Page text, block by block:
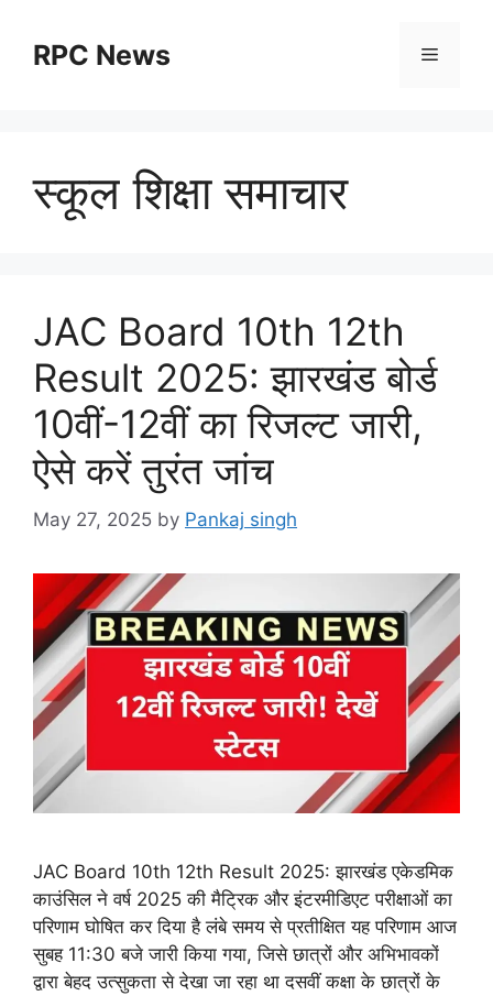
contentRPC News Menu
स्कूल शिक्षा समाचार
JAC Board 10th 12th
Result 2025: झारखंड बोर्ड
10वीं-12वीं का रिजल्ट जारी,
ऐसे करें तुरंत जांच
May 27, 2025 by Pankaj singh
JAC Board 10th 12th Result 2025: झारखंड एकेडमिक
काउंसिल ने वर्ष 2025 की मैट्रिक और इंटरमीडिएट परीक्षाओं का
परिणाम घोषित कर दिया है लंबे समय से प्रतीक्षित यह परिणाम आज
सुबह 11:30 बजे जारी किया गया, जिसे छात्रों और अभिभावकों
द्वारा बेहद उत्सुकता से देखा जा रहा था दसवीं कक्षा के छात्रों के